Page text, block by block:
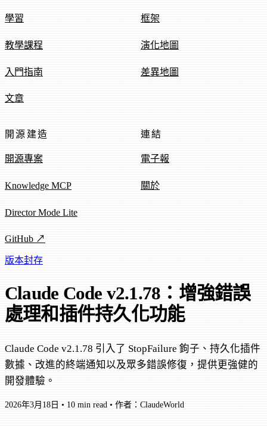
學習
教學課程
入門指南
文章
框架
演化地圖
差異地圖
開源建造
開源專案
Knowledge MCP
Director Mode Lite
GitHub ↗
連結
電子報
關於
版本封存
Claude Code v2.1.78：增強錯誤
處理和插件持久化功能
Claude Code v2.1.78 引入了 StopFailure 鉤子、持久化插件
數據、改進的終端通知以及眾多錯誤修復，提供更強健的
開發體驗。
2026年3月18日 • 10 min read • 作者：ClaudeWorld